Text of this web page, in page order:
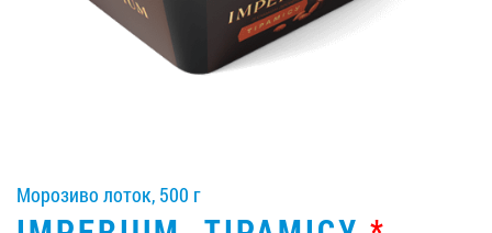
Вакансії
СТАТИ ПАРТНЕРОМ
Морозиво лоток, 500 г